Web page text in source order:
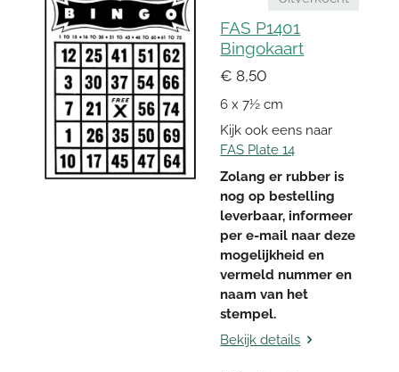
FAS P1401
Bingokaart
€ 8,50
6 x 7½ cm
Kijk ook eens naar
FAS Plate 14
Zolang er rubber is
nog op bestelling
leverbaar, informeer
per e-mail naar deze
mogelijkheid en
vermeld nummer en
naam van het
stempel.
Bekijk details